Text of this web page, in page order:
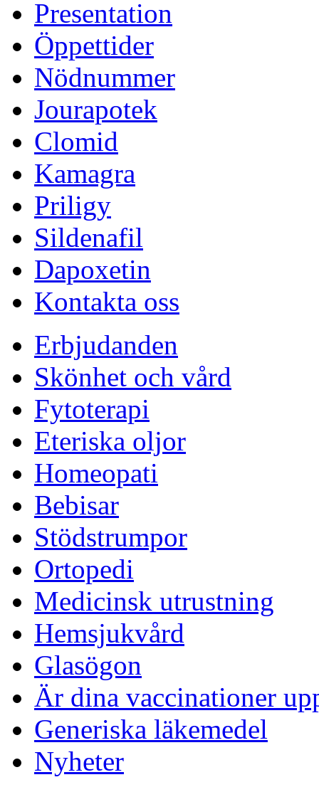
Presentation
Öppettider
Nödnummer
Jourapotek
Clomid
Kamagra
Priligy
Sildenafil
Dapoxetin
Kontakta oss
Erbjudanden
Skönhet och vård
Fytoterapi
Eteriska oljor
Homeopati
Bebisar
Stödstrumpor
Ortopedi
Medicinsk utrustning
Hemsjukvård
Glasögon
Är dina vaccinationer
Generiska läkemedel
Nyheter